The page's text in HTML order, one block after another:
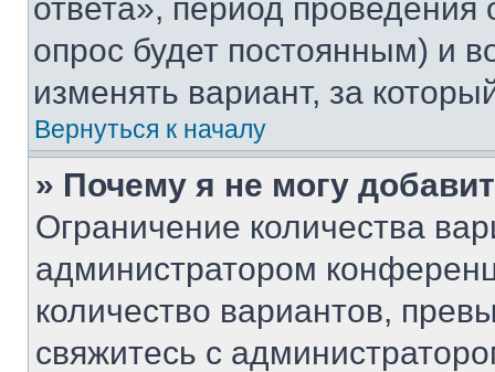
ответа», период проведения
опрос будет постоянным) и
изменять вариант, за
Вернуться к началу
» Почему я не могу
Ограничение количества
администратором
количество вариантов,
свяжитесь с